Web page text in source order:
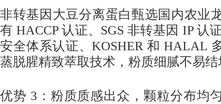
非转基因大豆分离蛋白甄选国内农业
有 HACCP 认证、SGS 非转基因 IP 认
安全体系认证、KOSHER 和 HALAL
蒸脱腥精致萃取技术，粉质细腻不易
优势 3：粉质质感出众，颗粒分布均